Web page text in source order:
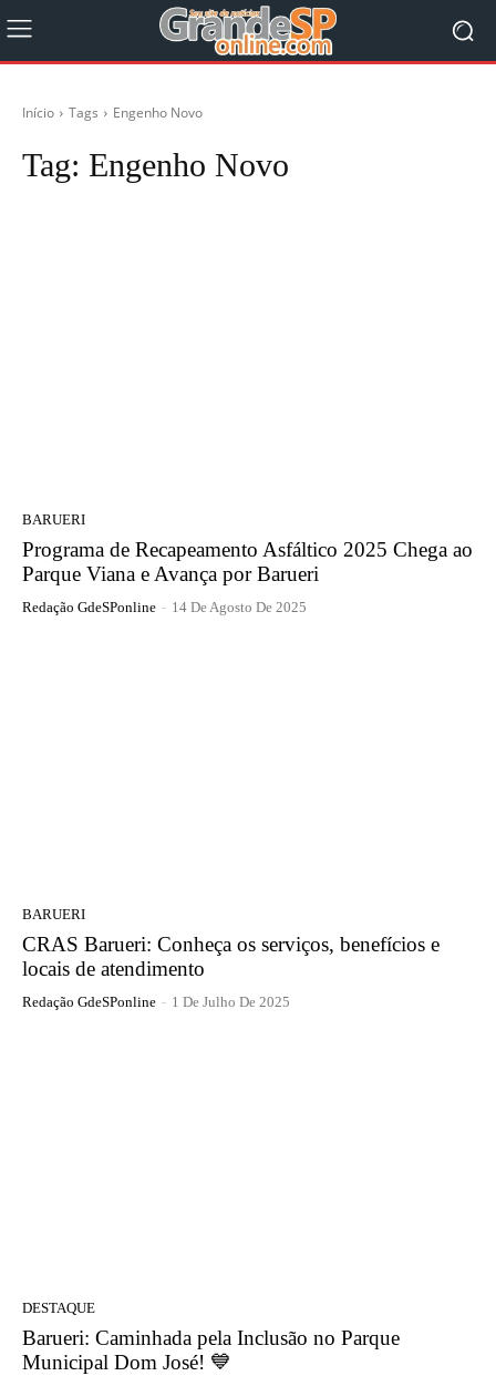
Início Tags Engenho Novo
Tag: Engenho Novo
BARUERI
Programa de Recapeamento Asfáltico 2025 Chega ao
Parque Viana e Avança por Barueri
Redação GdeSPonline - 14 De Agosto De 2025
BARUERI
CRAS Barueri: Conheça os serviços, benefícios e
locais de atendimento
Redação GdeSPonline - 1 De Julho De 2025
DESTAQUE
Barueri: Caminhada pela Inclusão no Parque
Municipal Dom José! 💙